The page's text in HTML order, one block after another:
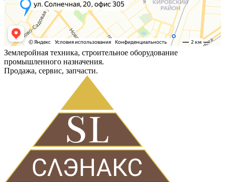
Землеройная техника, строительное оборудование
промышленного назначения.
Продажа, сервис, запчасти.